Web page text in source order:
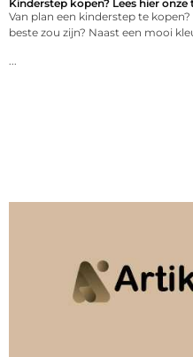
Kinderstep kopen? Lees hier onze
Van plan een kinderstep te
beste zou zijn? Naast een mooi
...